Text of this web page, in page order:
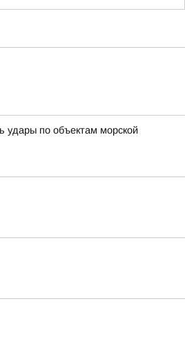
удары по объектам морской